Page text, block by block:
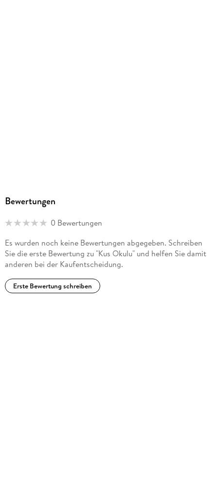
Bewertungen
0 Bewertungen
Es wurden noch keine Bewertungen abgegeben. Schreiben
Sie die erste Bewertung zu "Kus Okulu" und helfen Sie damit
anderen bei der Kaufentscheidung.
Erste Bewertung schreiben